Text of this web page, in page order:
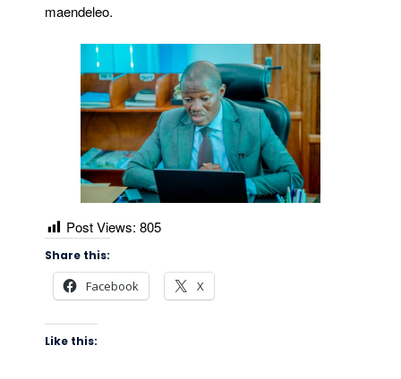
maendeleo.
Post Views: 805
Share this:
Facebook X
Like this: